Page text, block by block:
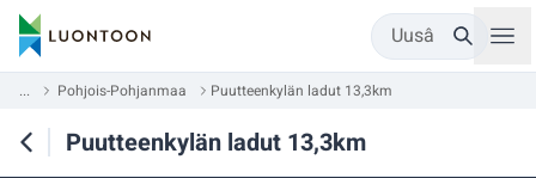
Uusâ
... Pohjois-Pohjanmaa Puutteenkylän ladut 13,3km
Puutteenkylän ladut 13,3km